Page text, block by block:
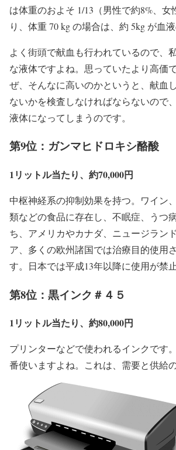
は体重のおよそ 1/13（男性で約8%、女
り、体重 70 kg の場合は、約 5kg が血液
よく街頭で献血も行われているので、
な液体ですよね。思っていたより高価
ぜ、そんなに高いのかというと、献血
ないかを検査しなければならないので
液体になってしまうのです。
第9位：ガンマヒドロキシ酪酸
1リットル当たり、約70,000円
中枢神経系の抑制効果を持つ。ワイン
類などの食品に存在し、不眠症、うつ
ち、アメリカやカナダ、ニュージラン
ア、多くの欧州諸国では治療目的使用
す。日本では平成13年以降に使用が禁
第8位：黒インク＃４５
1リットル当たり、約80,000円
プリンターなどで使われるインクです
番使いますよね。これは、需要と供給